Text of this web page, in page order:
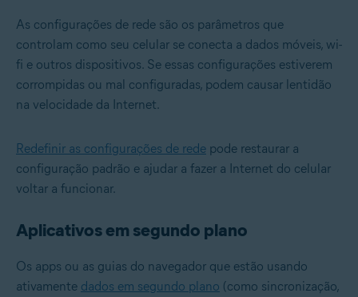
As configurações de rede são os parâmetros que
controlam como seu celular se conecta a dados móveis, wi-
fi e outros dispositivos. Se essas configurações estiverem
corrompidas ou mal configuradas, podem causar lentidão
na velocidade da Internet.
Redefinir as configurações de rede pode restaurar a
configuração padrão e ajudar a fazer a Internet do celular
voltar a funcionar.
Aplicativos em segundo plano
Os apps ou as guias do navegador que estão usando
ativamente dados em segundo plano (como sincronização,